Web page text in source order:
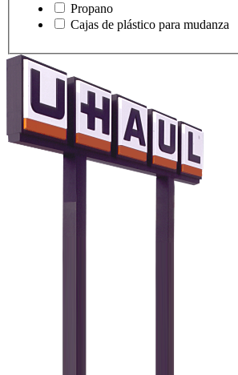
Propano
Cajas de plástico para mudanza